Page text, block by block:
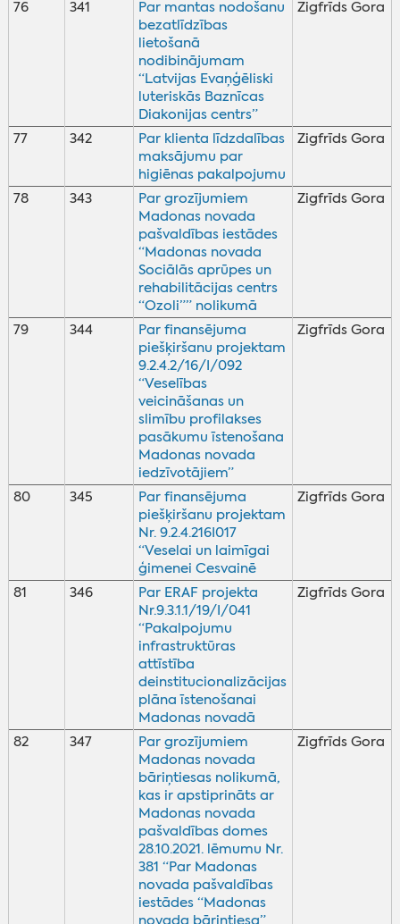
76 341
Par mantas nodošanu
bezatlīdzības
lietošanā
nodibinājumam
“Latvijas Evaņģēliski
luteriskās Baznīcas
Diakonijas centrs”
Zigfrīds Gora
77 342
Par klienta līdzdalības
maksājumu par
higiēnas pakalpojumu
Zigfrīds Gora
78 343
Par grozījumiem
Madonas novada
pašvaldības iestādes
“Madonas novada
Sociālās aprūpes un
rehabilitācijas centrs
“Ozoli”” nolikumā
Zigfrīds Gora
79 344
Par finansējuma
piešķiršanu projektam
9.2.4.2/16/I/092
“Veselības
veicināšanas un
slimību profilakses
pasākumu īstenošana
Madonas novada
iedzīvotājiem”
Zigfrīds Gora
80 345
Par finansējuma
piešķiršanu projektam
Nr. 9.2.4.216I017
“Veselai un laimīgai
ģimenei Cesvainē
Zigfrīds Gora
81 346
Par ERAF projekta
Nr.9.3.1.1/19/I/041
“Pakalpojumu
infrastruktūras
attīstība
deinstitucionalizācijas
plāna īstenošanai
Madonas novadā
Zigfrīds Gora
82 347
Par grozījumiem
Madonas novada
bāriņtiesas nolikumā,
kas ir apstiprināts ar
Madonas novada
pašvaldības domes
28.10.2021. lēmumu Nr.
381 “Par Madonas
novada pašvaldības
iestādes “Madonas
Zigfrīds Gora